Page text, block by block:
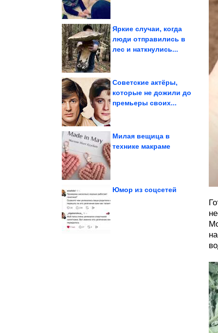
Яркие случаи, когда
люди отправились в
лес и наткнулись...
Советские актёры,
которые не дожили до
премьеры своих...
Милая вещица в
технике макраме
Юмор из соцсетей